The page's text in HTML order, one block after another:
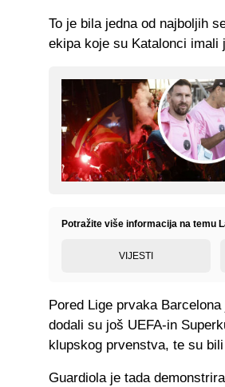
To je bila jedna od najboljih
ekipa koje su Katalonci
Potražite više informacija na temu
VIJESTI
Pored Lige prvaka
dodali su još UEFA-in
klupskog prvenstva, te su
Guardiola je tada